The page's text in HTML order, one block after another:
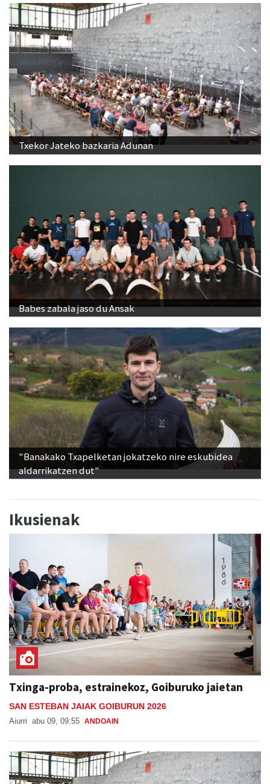
Txekor Jateko bazkaria Adunan
Babes zabala jaso du Ansak
"Banakako Txapelketan jokatzeko nire eskubidea
aldarrikatzen dut"
Ikusienak
Txinga-proba, estrainekoz, Goiburuko jaietan
SAN ESTEBAN JAIAK GOIBURUN 2026
Aiurri abu 09, 09:55 ANDOAIN